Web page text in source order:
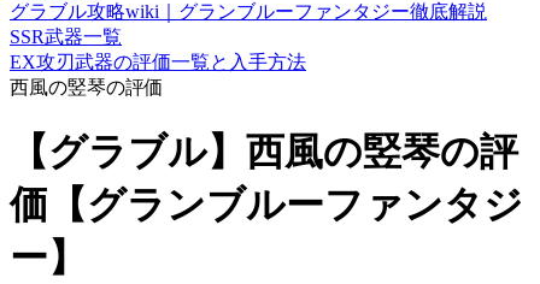
グラブル攻略wiki｜グランブルーファンタジー徹底解説
SSR武器一覧
EX攻刃武器の評価一覧と入手方法
西風の竪琴の評価
【グラブル】西風の竪琴の評
価【グランブルーファンタジ
ー】